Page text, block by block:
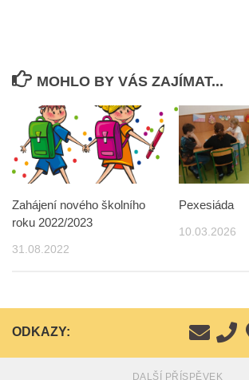
MOHLO BY VÁS ZAJÍMAT...
Zahájení nového školního
roku 2022/2023
31.08.2022
Pexesiáda
10.03.2026
ODKAZY:
DALŠÍ PŘÍSPĚVEK